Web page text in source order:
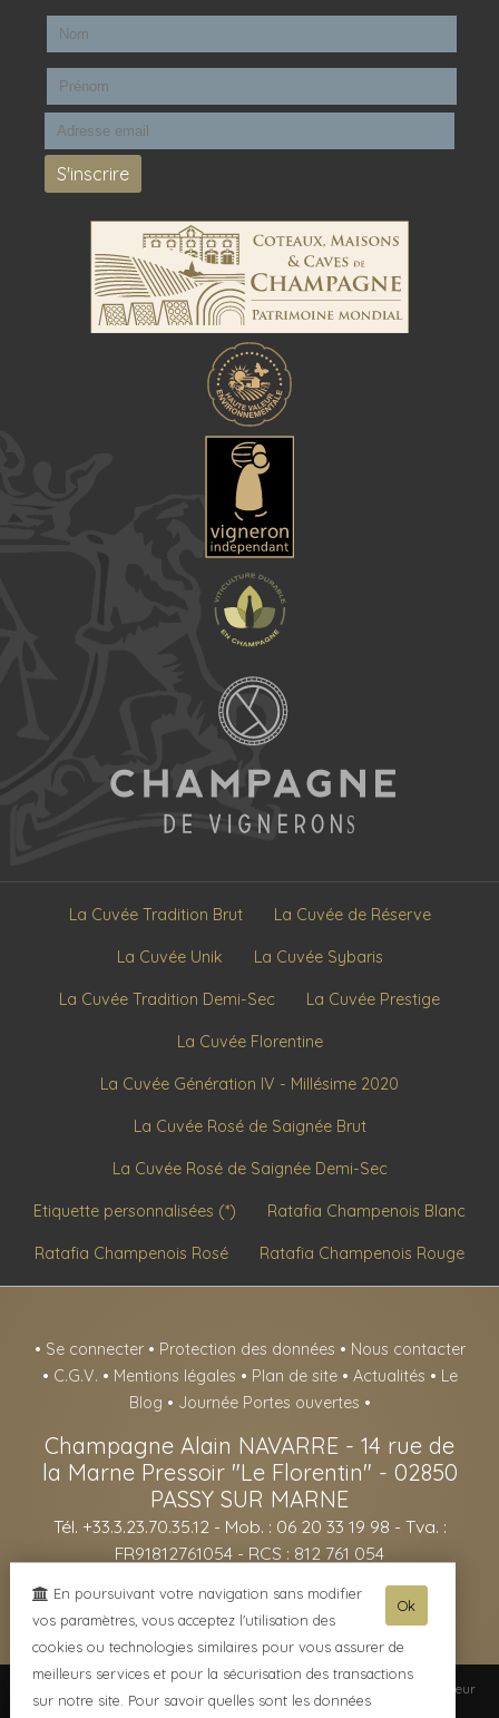
La Cuvée Tradition Brut La Cuvée de Réserve
La Cuvée Unik La Cuvée Sybaris
La Cuvée Tradition Demi-Sec La Cuvée Prestige
La Cuvée Florentine
La Cuvée Génération IV - Millésime 2020
La Cuvée Rosé de Saignée Brut
La Cuvée Rosé de Saignée Demi-Sec
Etiquette personnalisées (*) Ratafia Champenois Blanc
Ratafia Champenois Rosé Ratafia Champenois Rouge
• Se connecter • Protection des données • Nous contacter
• C.G.V. • Mentions légales • Plan de site • Actualités • Le
Blog • Journée Portes ouvertes •
Champagne Alain NAVARRE - 14 rue de
la Marne Pressoir "Le Florentin" - 02850
PASSY SUR MARNE
Tél. +33.3.23.70.35.12 - Mob. : 06 20 33 19 98 - Tva. :
FR91812761054 - RCS : 812 761 054
- L'abus d'alcool est dangereux pour la santé, sachez consommer avec
modération - La vente d'alcool est interdite aux mineurs de -18ans -
Moteur
Ok
En poursuivant votre navigation sans modifier
vos paramètres, vous acceptez l'utilisation des
cookies ou technologies similaires pour vous assurer de
meilleurs services et pour la sécurisation des transactions
sur notre site. Pour savoir quelles sont les données